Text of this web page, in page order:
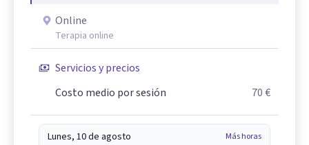
Online
Terapia online
Servicios y precios
Costo medio por sesión
70 €
Lunes, 10 de agosto Más horas